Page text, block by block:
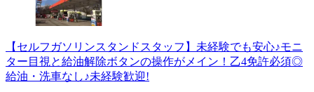
【セルフガソリンスタンドスタッフ】未経験でも安心♪モニ
ター目視と給油解除ボタンの操作がメイン！乙4免許必須◎
給油・洗車なし♪未経験歓迎!